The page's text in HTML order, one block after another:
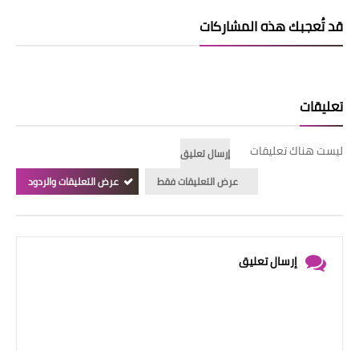
قد تُعجبك هذه المشاركات
تعليقات
ليست هناك تعليقات
إرسال تعليق
عرض التعليقات فقط
عرض التعليقات والردود
إرسال تعليق